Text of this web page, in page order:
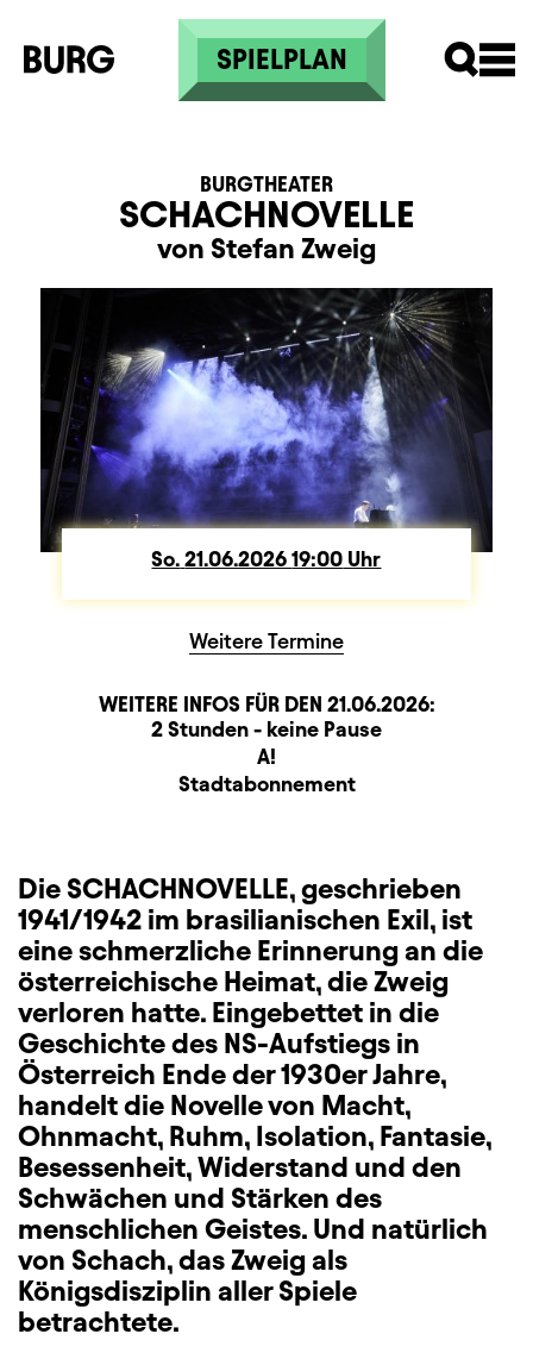
Direkt zum Inhalt
SPIELPLAN
SCHACHNOVELLE
BURGTHEATER
von Stefan Zweig
So. Sonntag
21.06.202619:00 Uhr
Weitere Termine
WEITERE INFOS FÜR DEN 21.06.2026:
BeschreibungInformation
Dauer und Pausen2 Stunden - keine Pause
A!
ZusatzinformationStadtabonnement
Die SCHACHNOVELLE, geschrieben
1941/1942 im brasilianischen Exil, ist
eine schmerzliche Erinnerung an die
österreichische Heimat, die Zweig
verloren hatte. Eingebettet in die
Geschichte des NS-Aufstiegs in
Österreich Ende der 1930er Jahre,
handelt die Novelle von Macht,
Ohnmacht, Ruhm, Isolation, Fantasie,
Besessenheit, Widerstand und den
Schwächen und Stärken des
menschlichen Geistes. Und natürlich
von Schach, das Zweig als
Königsdisziplin aller Spiele
betrachtete.